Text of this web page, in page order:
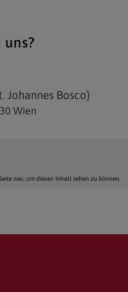
Johannes Bosco)
Wien
neu, um diesen Inhalt sehen zu können.